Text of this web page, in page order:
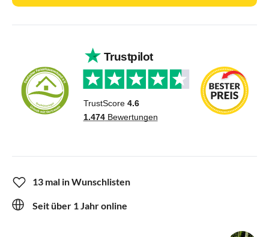
13 mal in Wunschlisten
Seit über 1 Jahr online